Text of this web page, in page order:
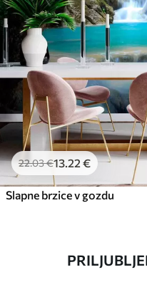
22.03€13.22 €
Slapne brzice v gozdu